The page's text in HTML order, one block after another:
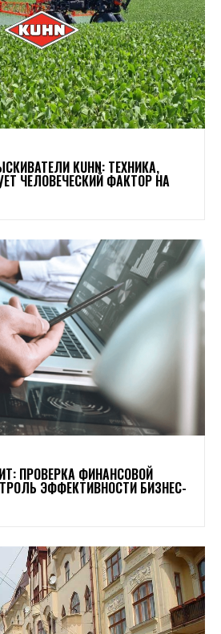
KUHN: ТЕХНИКА,
ЧЕЛОВЕЧЕСКИЙ ФАКТОР НА
ПРОВЕРКА ФИНАНСОВОЙ
ЭФФЕКТИВНОСТИ БИЗНЕС-